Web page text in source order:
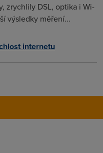
zrychlily DSL, optika i Wi-
výsledky měření...
internetu